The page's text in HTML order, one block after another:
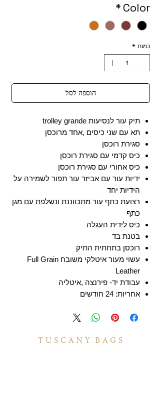
Color
*
כמות *
הוספה לסל
תיק עור לנסיעות trolley grande
תא עם שני כיסים ,אחד מרוכסן
סגירת רוכסן
כיס קדמי עם סגירת רוכסן
כיס אחורי עם סגירת רוכסן
ידיות עור עם אביזר עור תפור לשמירה על
הידיות יחד
רצועת כתף עור מתכווננת ונשלפת עם מגן
כתף
כיס לידית העגלה
בטנת בד
רוכסן בתחתית התיק
עשוי מעור איטלקי משובח Full Grain
Leather
עבודת יד- פירנצה ,איטליה
אחריות: 24 חודשים
T U S C A N Y B A G S